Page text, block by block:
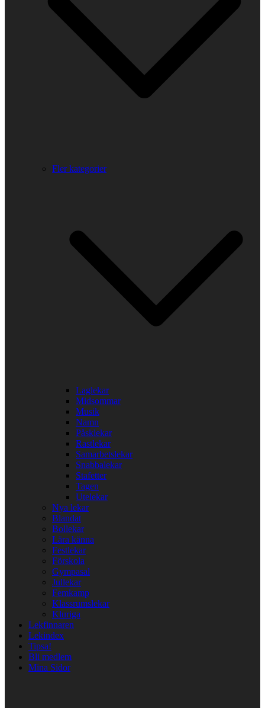
Fler kategorier
Laglekar
Midsommar
Musik
Namn
Påsklekar
Rastlekar
Samarbetslekar
Snabbalekar
Stafetter
Tagen
Utelekar
Nya lekar
Blandat
Bollekar
Lära känna
Festlekar
Förskola
Gympasal
Jullekar
Femkamp
Klassrumslekar
Kluriga
Lekfinnaren
Lekindex
Tipsa!
Bli medlem
Mina Sidor